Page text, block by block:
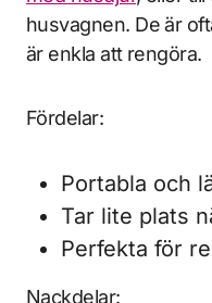
husvagnen. De är
är enkla att rengöra.
Fördelar:
Portabla och
Tar lite plats
Perfekta för
Nackdelar: